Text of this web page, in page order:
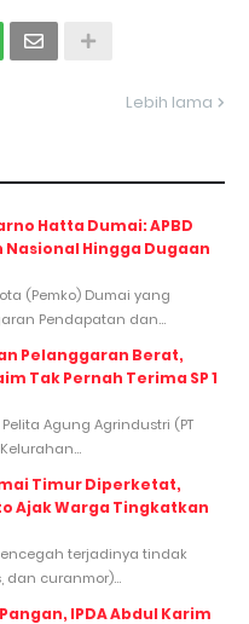
Lebih lama
Hatta Dumai: APBD
Hingga Dugaan
(Pemko) Dumai yang
Pendapatan dan...
Pelanggaran Berat,
Tak Pernah Terima SP 1
Agung Agrindustri (PT
Timur Diperketat,
Ajak Warga Tingkatkan
terjadinya tindak
dan curanmor)...
IPDA Abdul Karim